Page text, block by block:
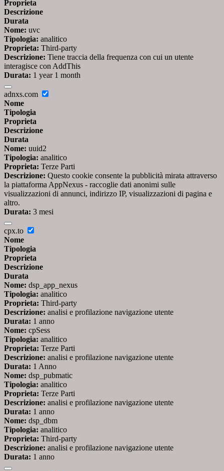
Proprieta
Descrizione
Durata
Nome: uvc
Tipologia: analitico
Proprieta: Third-party
Descrizione: Tiene traccia della frequenza con cui un utente
interagisce con AddThis
Durata: 1 year 1 month
adnxs.com
Nome
Tipologia
Proprieta
Descrizione
Durata
Nome: uuid2
Tipologia: analitico
Proprieta: Terze Parti
Descrizione: Questo cookie consente la pubblicità mirata attraverso
la piattaforma AppNexus - raccoglie dati anonimi sulle
visualizzazioni di annunci, indirizzo IP, visualizzazioni di pagina e
altro.
Durata: 3 mesi
cpx.to
Nome
Tipologia
Proprieta
Descrizione
Durata
Nome: dsp_app_nexus
Tipologia: analitico
Proprieta: Third-party
Descrizione: analisi e profilazione navigazione utente
Durata: 1 anno
Nome: cpSess
Tipologia: analitico
Proprieta: Terze Parti
Descrizione: analisi e profilazione navigazione utente
Durata: 1 Anno
Nome: dsp_pubmatic
Tipologia: analitico
Proprieta: Terze Parti
Descrizione: analisi e profilazione navigazione utente
Durata: 1 anno
Nome: dsp_dbm
Tipologia: analitico
Proprieta: Third-party
Descrizione: analisi e profilazione navigazione utente
Durata: 1 anno